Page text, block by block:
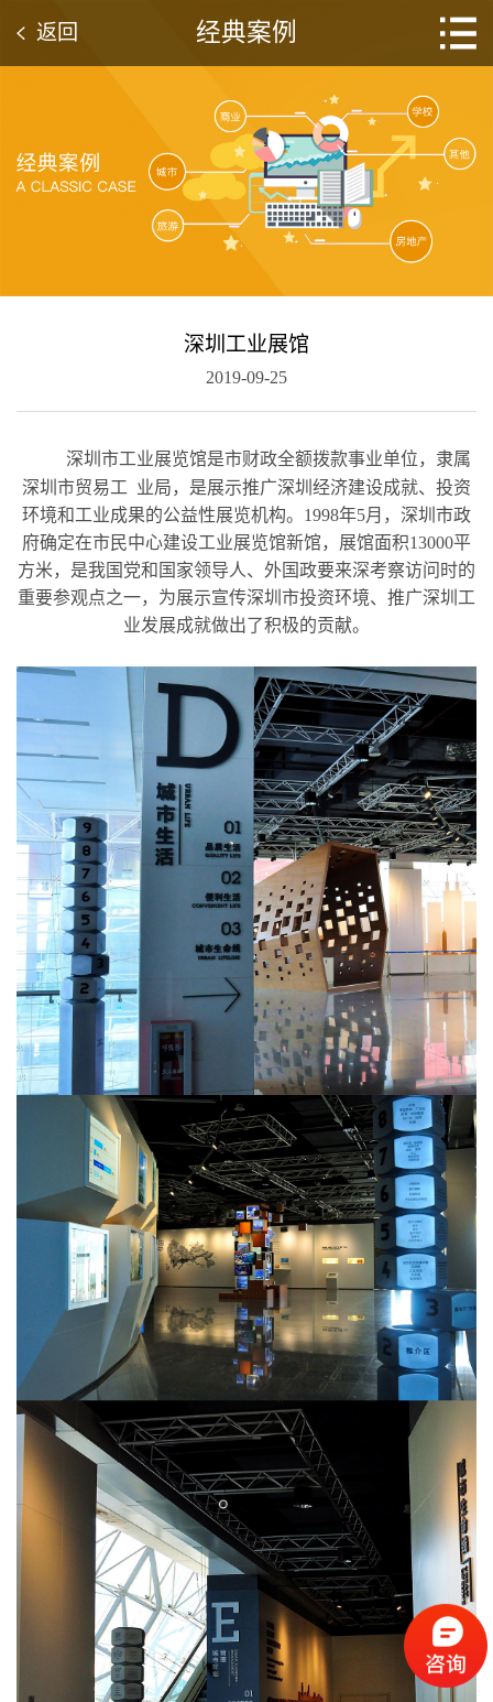
经典案例
返回
深圳工业展馆
2019-09-25
深圳市工业展览馆是市财政全额拨款事业单位，隶属
深圳市贸易工 业局，是展示推广深圳经济建设成就、投资
环境和工业成果的公益性展览机构。1998年5月，深圳市政
府确定在市民中心建设工业展览馆新馆，展馆面积13000平
方米，是我国党和国家领导人、外国政要来深考察访问时的
重要参观点之一，为展示宣传深圳市投资环境、推广深圳工
业发展成就做出了积极的贡献。